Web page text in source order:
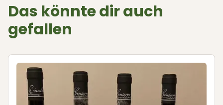
Das könnte dir auch
gefallen